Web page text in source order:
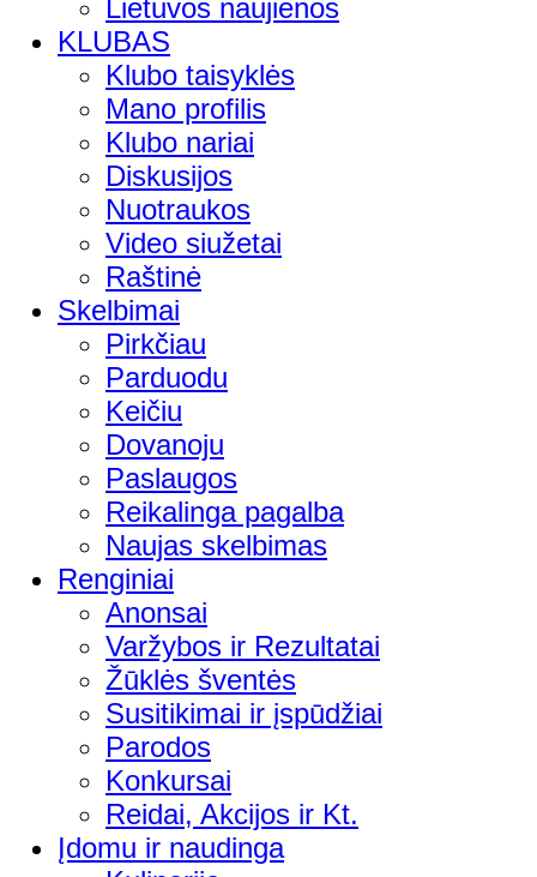
Lietuvos naujienos
KLUBAS
Klubo taisyklės
Mano profilis
Klubo nariai
Diskusijos
Nuotraukos
Video siužetai
Raštinė
Skelbimai
Pirkčiau
Parduodu
Keičiu
Dovanoju
Paslaugos
Reikalinga pagalba
Naujas skelbimas
Renginiai
Anonsai
Varžybos ir Rezultatai
Žūklės šventės
Susitikimai ir įspūdžiai
Parodos
Konkursai
Reidai, Akcijos ir Kt.
Įdomu ir naudinga